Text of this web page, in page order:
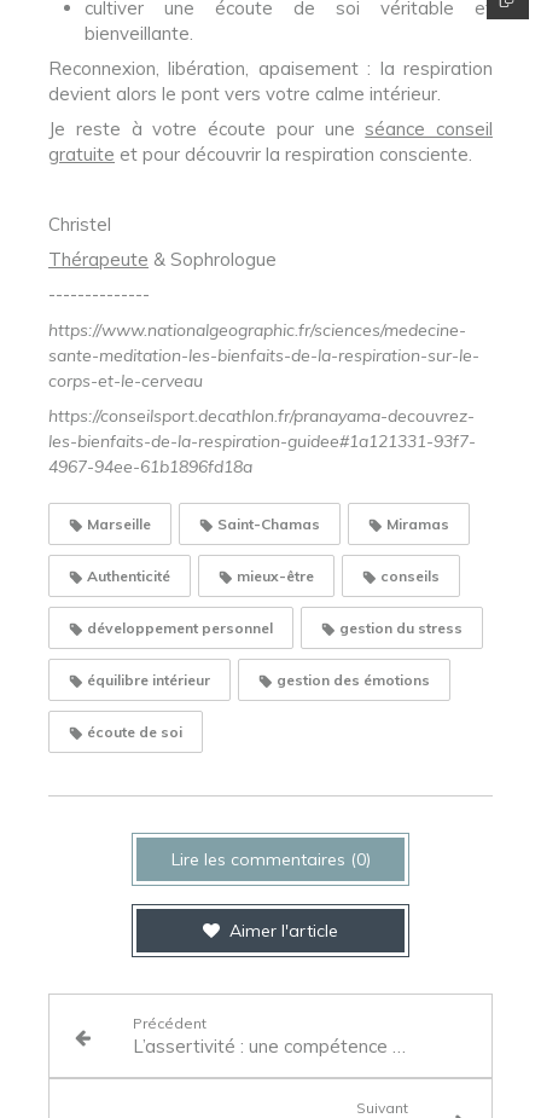
cultiver une écoute de soi véritable et
bienveillante.
Reconnexion, libération, apaisement : la respiration
devient alors le pont vers votre calme intérieur.
Je reste à votre écoute pour uneséance conseil
gratuite et pour découvrir la respiration consciente.
Christel
Thérapeute & Sophrologue
--------------
https://www.nationalgeographic.fr/sciences/medecine-
sante-meditation-les-bienfaits-de-la-respiration-sur-le-
corps-et-le-cerveau
https://conseilsport.decathlon.fr/pranayama-decouvrez-
les-bienfaits-de-la-respiration-guidee#1a121331-93f7-
4967-94ee-61b1896fd18a
Marseille Saint-Chamas Miramas
Authenticité mieux-être conseils
développement personnel gestion du stress
équilibre intérieur gestion des émotions
écoute de soi
Lire les commentaires (0)
Aimer l'article
Précédent
L’assertivité : une compétence clé pour votre évolution professionnelle
Suivant